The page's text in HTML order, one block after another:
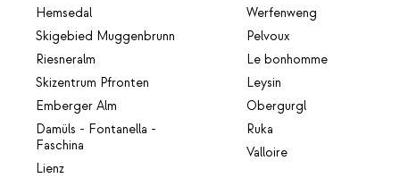
Hemsedal
Skigebied Muggenbrunn
Riesneralm
Skizentrum Pfronten
Emberger Alm
Damüls - Fontanella -
Faschina
Lienz
Werfenweng
Pelvoux
Le bonhomme
Leysin
Obergurgl
Ruka
Valloire